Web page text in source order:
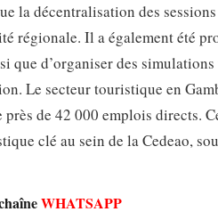
la décentralisation des
régionale. Il a également été
que d’organiser des
Le secteur touristique en
de 42 000 emplois directs.
clé au sein de la Cedeao,
WHATSAPP